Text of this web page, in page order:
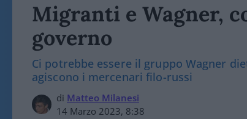
Migranti e Wagner,
governo
Ci potrebbe essere il gruppo Wagner
agiscono i mercenari filo-russi
di Matteo Milanesi
14 Marzo 2023, 8:38